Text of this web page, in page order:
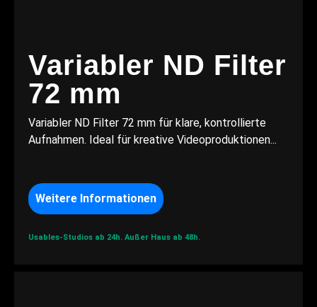
Variabler ND Filter
72 mm
Variabler ND Filter 72 mm für klare, kontrollierte
Aufnahmen. Ideal für kreative Videoproduktionen...
Weitere Informationen
Usables-Studios ab 24h. Außer Haus ab 48h.